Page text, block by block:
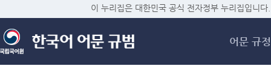
메
이 누리집은 대한민국 공식 전자정부 누리집입니다.
어문 규정